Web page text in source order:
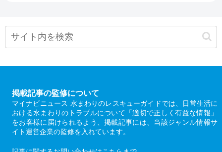
掲載記事の監修について
マイナビニュース 水まわりのレスキューガイドでは、日常生活に
おける水まわりのトラブルについて「適切で正しく有益な情報」
をお客様に届けられるよう、掲載記事には、当該ジャンル情報サ
イト運営企業の監修を入れています。